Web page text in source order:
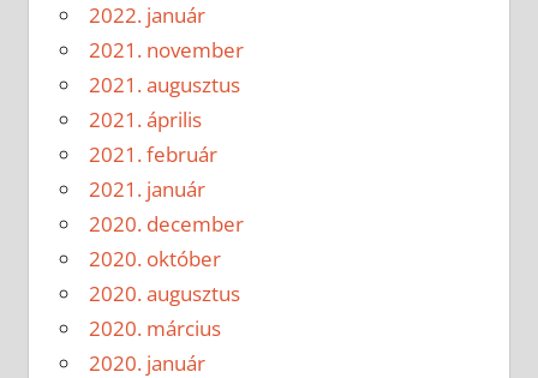
2022. január
2021. november
2021. augusztus
2021. április
2021. február
2021. január
2020. december
2020. október
2020. augusztus
2020. március
2020. január